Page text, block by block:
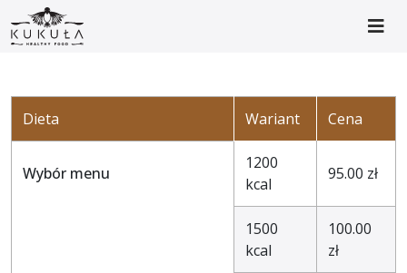
Dieta Wariant Cena
Wybór menu
1200
kcal
95.00 zł
1500
kcal
100.00
zł